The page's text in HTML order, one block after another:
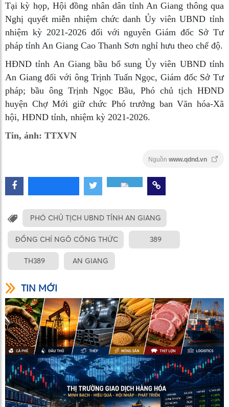
Tại kỳ họp, Hội đồng nhân dân tỉnh An Giang thông qua
Nghị quyết miễn nhiệm chức danh Ủy viên UBND tỉnh
nhiệm kỳ 2021-2026 đối với nguyên Giám đốc Sở Tư
pháp tỉnh An Giang Cao Thanh Sơn nghỉ hưu theo chế độ.
HĐND tỉnh An Giang bầu bổ sung Ủy viên UBND tỉnh
An Giang đối với ông Trịnh Tuấn Ngọc, Giám đốc Sở Tư
pháp; bầu ông Trịnh Ngọc Bầu, Phó chủ tịch HĐND
huyện Chợ Mới giữ chức Phó trưởng ban Văn hóa-Xã
hội, HĐND tỉnh, nhiệm kỳ 2021-2026.
Tin, ảnh: TTXVN
Nguồn www.qdnd.vn
PHÓ CHỦ TỊCH UBND TỈNH AN GIANG
ĐỒNG CHÍ NGÔ CÔNG THỨC 389
TH389 AN GIANG
TIN MỚI